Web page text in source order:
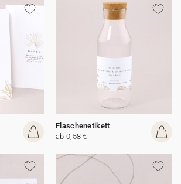
Flaschenetikett
ab 0,58 €